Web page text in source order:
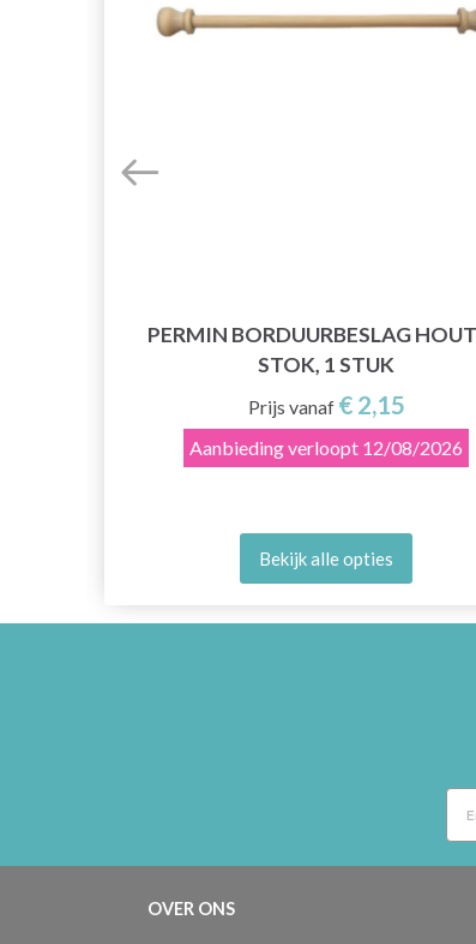
PERMIN BORDUURBESLAG
STOK, 1 STUK
Prijs vanaf € 2,15
Aanbieding verloopt 12/08/2026
Bekijk alle opties
OVER ONS